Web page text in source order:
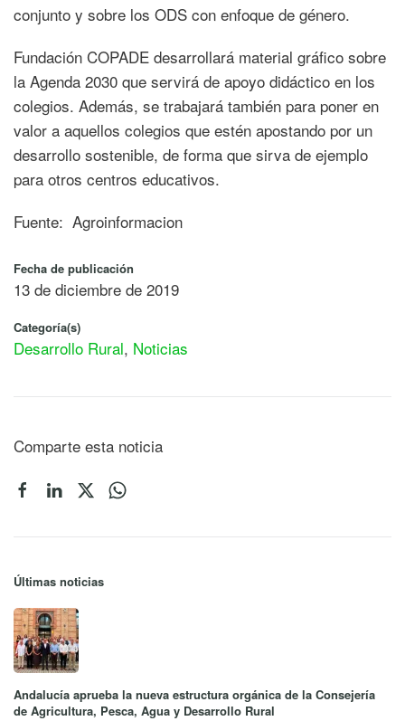
conjunto y sobre los ODS con enfoque de género.
Fundación COPADE desarrollará material gráfico sobre
la Agenda 2030 que servirá de apoyo didáctico en los
colegios. Además, se trabajará también para poner en
valor a aquellos colegios que estén apostando por un
desarrollo sostenible, de forma que sirva de ejemplo
para otros centros educativos.
Fuente: Agroinformacion
Fecha de publicación
13 de diciembre de 2019
Categoría(s)
Desarrollo Rural, Noticias
Comparte esta noticia
Últimas noticias
Andalucía aprueba la nueva estructura orgánica de la Consejería
de Agricultura, Pesca, Agua y Desarrollo Rural